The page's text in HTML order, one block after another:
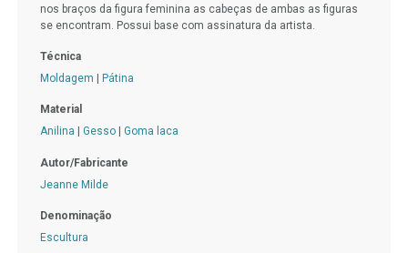
nos braços da figura feminina as cabeças de ambas as figuras
se encontram. Possui base com assinatura da artista.
Técnica
Moldagem
Pátina
Material
Anilina
Gesso| Goma laca
Autor/Fabricante
Jeanne Milde
Denominação
Escultura